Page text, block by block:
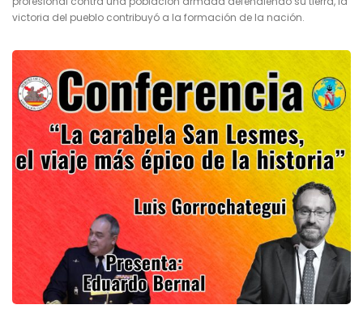
victoria del pueblo contribuyó a la formación de la nación.